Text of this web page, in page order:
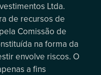
Ltda.
de recursos de
Comissão de
na forma da
envolve riscos. O
a fins